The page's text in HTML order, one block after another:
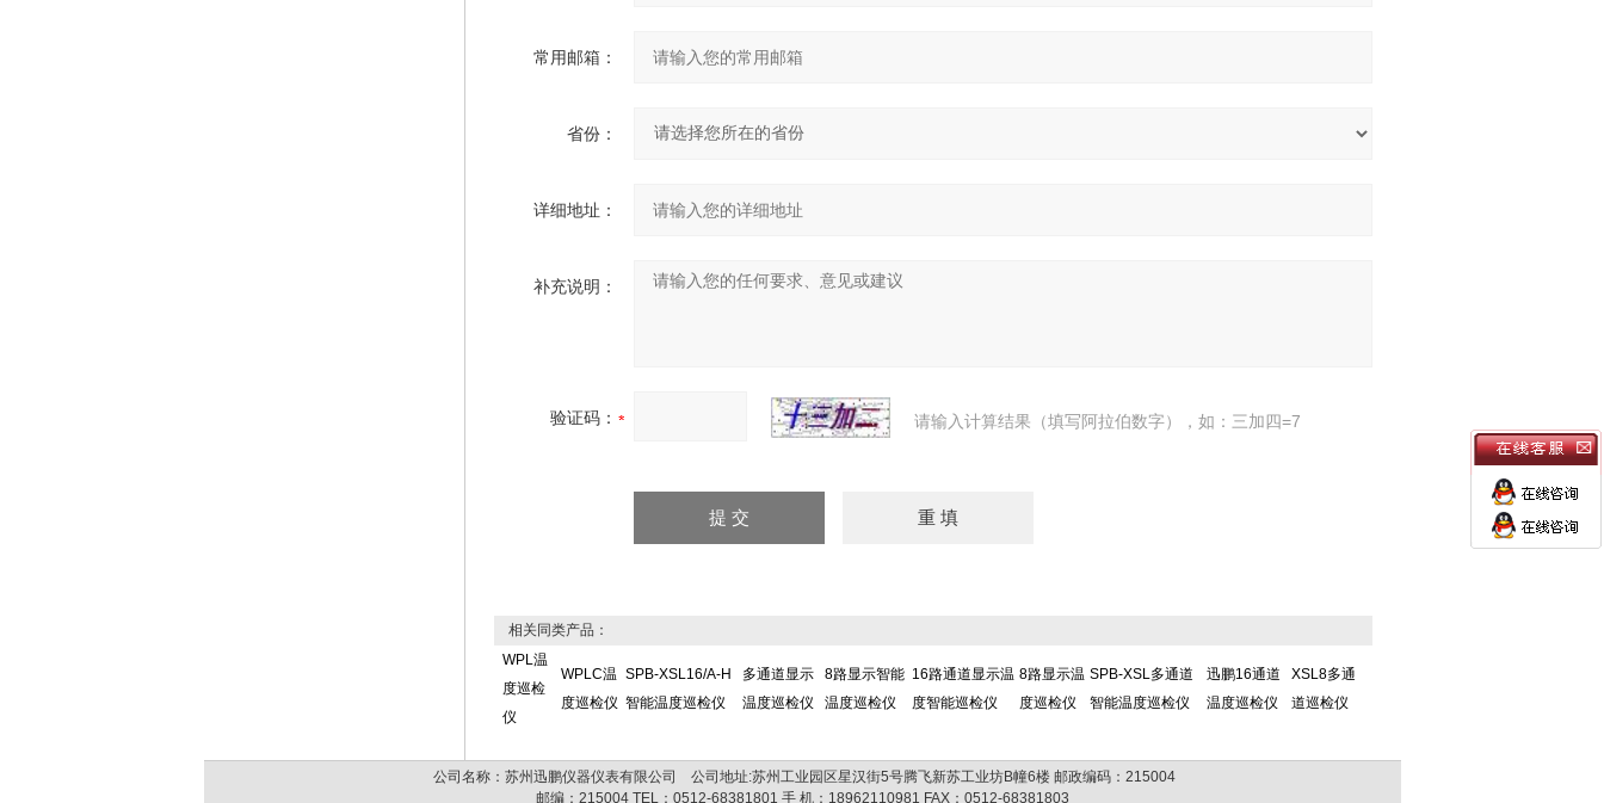
常用邮箱：
省份：
详细地址：
补充说明：
验证码： 请输入计算结果（填写阿拉伯数字），如：三加四=7
相关同类产品：
WPL温
度巡检
仪
WPLC温
度巡检仪
SPB-XSL16/A-H
智能温度巡检仪
多通道显示
温度巡检仪
8路显示智能
温度巡检仪
16路通道显示温
度智能巡检仪
8路显示温
度巡检仪
SPB-XSL多通道
智能温度巡检仪
迅鹏16通道
温度巡检仪
XSL8多通
道巡检仪
公司名称：苏州迅鹏仪器仪表有限公司 公司地址:苏州工业园区星汉街5号腾飞新苏工业坊B幢6楼 邮政编码：215004
邮编： 215004TEL： 0512-68381801 手 机： 18962110981 FAX： 0512-68381803